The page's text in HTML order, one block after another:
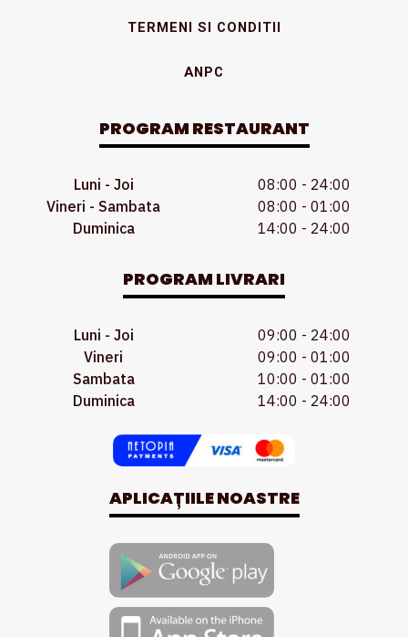
TERMENI SI CONDITII
ANPC
PROGRAM RESTAURANT
Luni - Joi
08:00 - 24:00
Vineri - Sambata
08:00 - 01:00
Duminica
14:00 - 24:00
PROGRAM LIVRARI
Luni - Joi
09:00 - 24:00
Vineri
09:00 - 01:00
Sambata
10:00 - 01:00
Duminica
14:00 - 24:00
APLICAȚIILE NOASTRE